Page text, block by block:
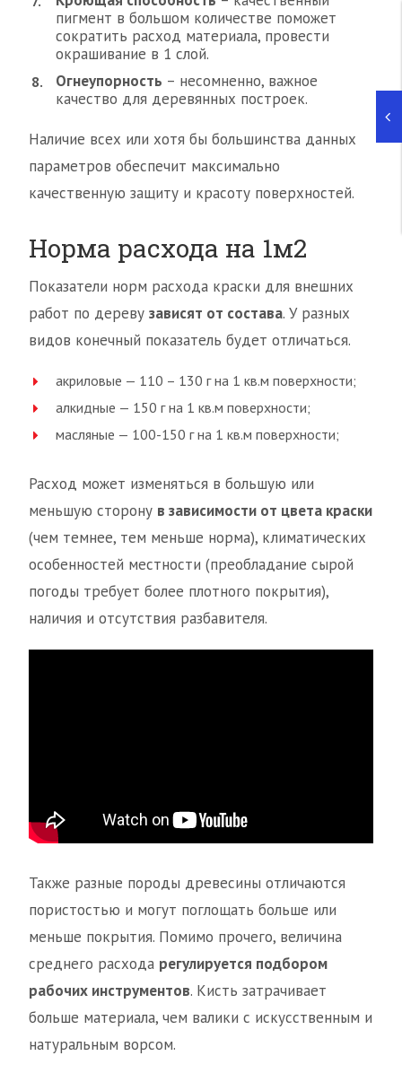
пигмент в большом количестве поможет
сократить расход материала, провести
окрашивание в 1 слой.
Огнеупорность – несомненно, важное
качество для деревянных построек.
Наличие всех или хотя бы большинства данных
параметров обеспечит максимально
качественную защиту и красоту поверхностей.
Норма расхода на 1м2
Показатели норм расхода краски для внешних
работ по дереву зависят от состава. У разных
видов конечный показатель будет отличаться.
акриловые — 110 – 130 г на 1 кв.м поверхности;
алкидные — 150 г на 1 кв.м поверхности;
масляные — 100-150 г на 1 кв.м поверхности;
Расход может изменяться в большую или
меньшую сторону в зависимости от цвета краски
(чем темнее, тем меньше норма), климатических
особенностей местности (преобладание сырой
погоды требует более плотного покрытия),
наличия и отсутствия разбавителя.
Также разные породы древесины отличаются
пористостью и могут поглощать больше или
меньше покрытия. Помимо прочего, величина
среднего расхода регулируется подбором
рабочих инструментов. Кисть затрачивает
больше материала, чем валики с искусственным и
натуральным ворсом.